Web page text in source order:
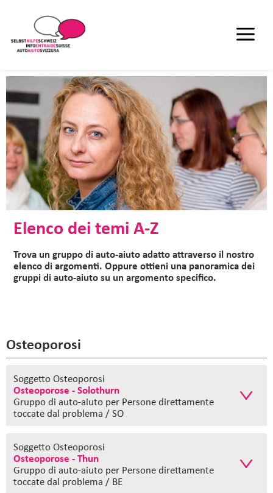
Elenco dei temi A-Z
Trova un gruppo di auto-aiuto adatto attraverso il nostro
elenco di argomenti. Oppure ottieni una panoramica dei
gruppi di auto-aiuto su un argomento specifico.
Osteoporosi
Soggetto Osteoporosi
Osteoporose - Solothurn
Gruppo di auto-aiuto per Persone direttamente
toccate dal problema / SO
Soggetto Osteoporosi
Osteoporose - Thun
Gruppo di auto-aiuto per Persone direttamente
toccate dal problema / BE